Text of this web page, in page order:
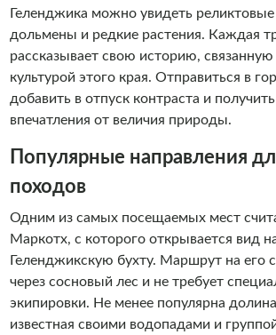
местных жителей которые знают город
окрестности, поможем с размещением,
интересные места, проведем
занимательные истории.
Геленджика можно увидеть
дольмены и редкие растения. Каждая
рассказывает свою историю,
культурой этого края. Отправиться в
добавить в отпуск контраста и
впечатления от величия природы.
Популярные направления
походов
Одним из самых посещаемых мест
Маркотх, с которого открывается вид
Геленджикскую бухту. Маршрут на его
через сосновый лес и не требует
экипировки. Не менее популярна
известная своими водопадами и